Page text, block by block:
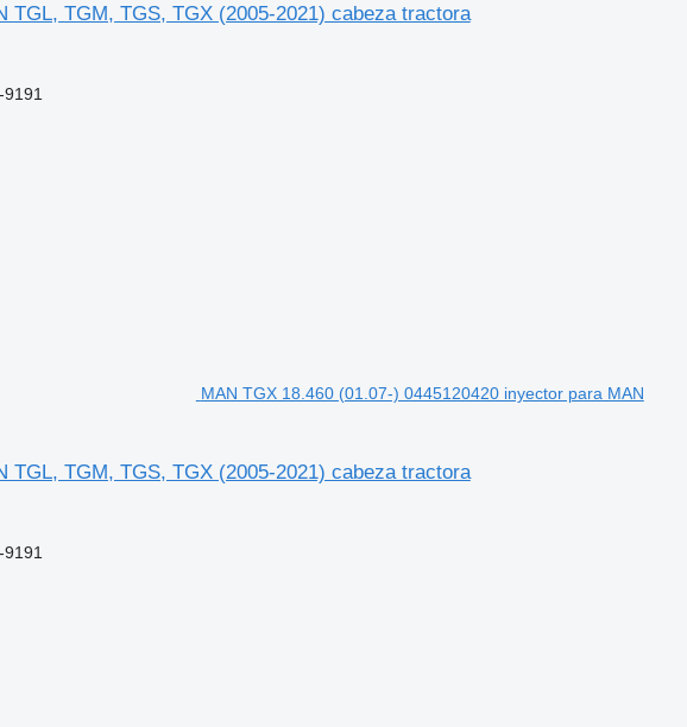
TGL, TGM, TGS, TGX (2005-2021) cabeza tractora
MAN TGX 18.460 (01.07-) 0445120420 inyector para MAN
TGL, TGM, TGS, TGX (2005-2021) cabeza tractora